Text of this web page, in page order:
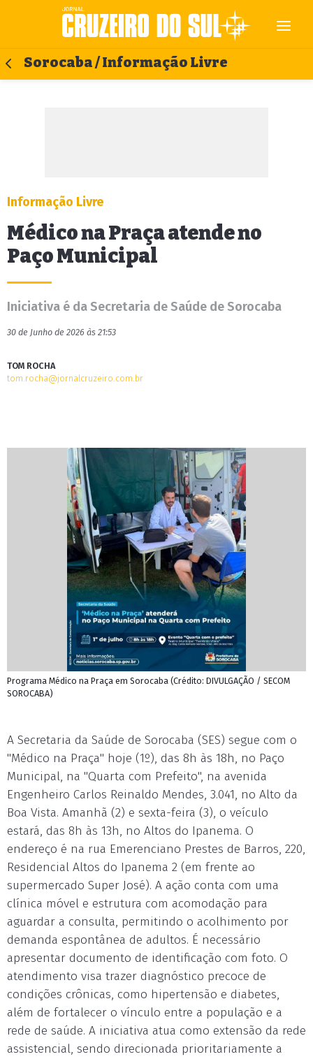
Sorocaba / Informação Livre
Informação Livre
Médico na Praça atende no
Paço Municipal
Iniciativa é da Secretaria de Saúde de Sorocaba
30 de Junho de 2026 às 21:53
TOM ROCHA
tom.rocha@jornalcruzeiro.com.br
Programa Médico na Praça em Sorocaba (Crédito: DIVULGAÇÃO / SECOM
SOROCABA)
A Secretaria da Saúde de Sorocaba (SES) segue com o
"Médico na Praça" hoje (1º), das 8h às 18h, no Paço
Municipal, na "Quarta com Prefeito", na avenida
Engenheiro Carlos Reinaldo Mendes, 3.041, no Alto da
Boa Vista. Amanhã (2) e sexta-feira (3), o veículo
estará, das 8h às 13h, no Altos do Ipanema. O
endereço é na rua Emerenciano Prestes de Barros, 220,
Residencial Altos do Ipanema 2 (em frente ao
supermercado Super José). A ação conta com uma
clínica móvel e estrutura com acomodação para
aguardar a consulta, permitindo o acolhimento por
demanda espontânea de adultos. É necessário
apresentar documento de identificação com foto. O
atendimento visa trazer diagnóstico precoce de
condições crônicas, como hipertensão e diabetes,
além de fortalecer o vínculo entre a população e a
rede de saúde. A iniciativa atua como extensão da rede
assistencial, sendo direcionada prioritariamente a